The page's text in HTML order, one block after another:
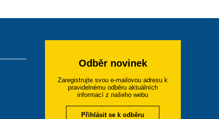
Odběr novinek
Zaregistrujte svou e-mailovou adresu k
pravidelnému odběru aktuálních
informací z našeho webu
Přihlásit se k odběru